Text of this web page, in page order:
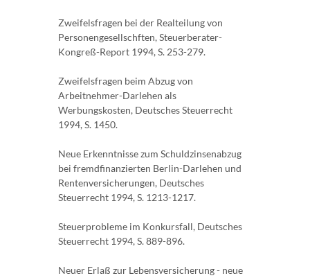
Zweifelsfragen bei der Realteilung von
Personengesellschften, Steuerberater-
Kongreß-Report 1994, S. 253-279.
Zweifelsfragen beim Abzug von
Arbeitnehmer-Darlehen als
Werbungskosten, Deutsches Steuerrecht
1994, S. 1450.
Neue Erkenntnisse zum Schuldzinsenabzug
bei fremdfinanzierten Berlin-Darlehen und
Rentenversicherungen, Deutsches
Steuerrecht 1994, S. 1213-1217.
Steuerprobleme im Konkursfall, Deutsches
Steuerrecht 1994, S. 889-896.
Neuer Erlaß zur Lebensversicherung - neue